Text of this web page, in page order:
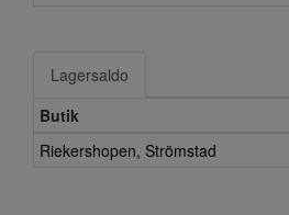
Lagersaldo
Butik
Riekershopen, Strömstad